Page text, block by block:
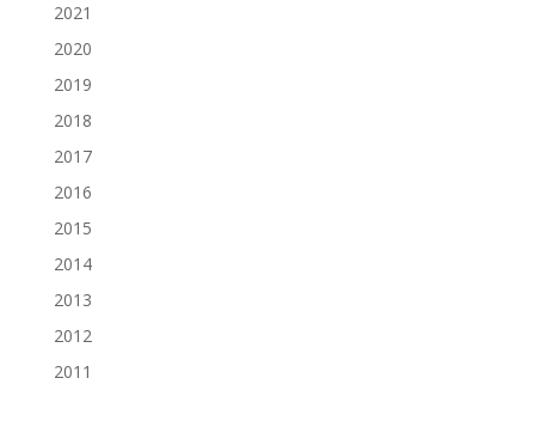
2021
2020
2019
2018
2017
2016
2015
2014
2013
2012
2011